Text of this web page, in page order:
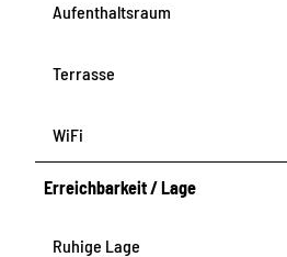
Aufenthaltsraum
Terrasse
WiFi
Erreichbarkeit / Lage
Ruhige Lage